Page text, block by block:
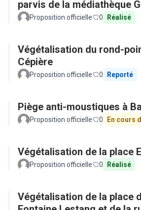
parvis de la médiathèque
Proposition officielle 0 Réalisé
Végétalisation du rond-
Cépière
Proposition officielle 0 Reporté
Piège anti-moustiques à
Proposition officielle 0 En cours
Végétalisation de la place
Proposition officielle 0 Réalisé
Végétalisation de la place